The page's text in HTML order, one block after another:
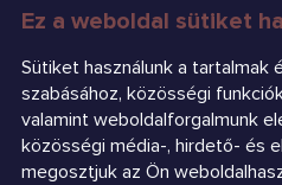
Ez a weboldal sütiket
Sütiket használunk a tartalmak
szabásához, közösségi
valamint weboldalforgalmunk
közösségi média-, hirdető- és
megosztjuk az Ön